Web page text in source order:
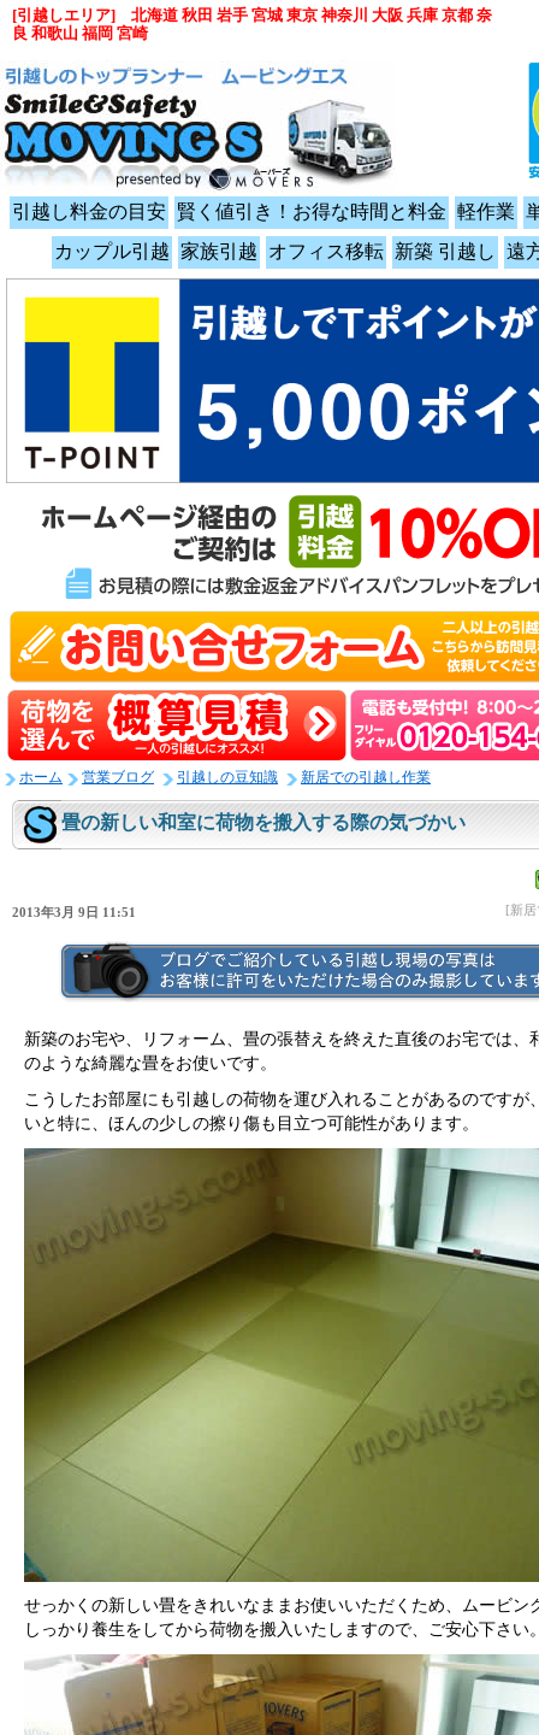
引越し料金の目安 賢く値引き！お得な時間と料金 軽作業
カップル引越 家族引越 オフィス移転 新築 引越し 遠
ホーム 営業ブログ 引越しの豆知識 新居での引越し作業
畳の新しい和室に荷物を搬入する際の気づかい
[新
2013年3月 9日 11:51
新築のお宅や、リフォーム、畳の張替えを終えた直後のお宅では、
のような綺麗な畳をお使いです。
こうしたお部屋にも引越しの荷物を運び入れることがあるのですが
いと特に、ほんの少しの擦り傷も目立つ可能性があります。
せっかくの新しい畳をきれいなままお使いいただくため、ムービン
しっかり養生をしてから荷物を搬入いたしますので、ご安心下さい
[引越しエリア] 北海道 秋田 岩手 宮城 東京 神奈川 大阪 兵庫 京都 奈
良 和歌山 福岡 宮崎